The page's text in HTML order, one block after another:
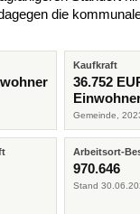
die
Kaufkraft
36.752
Gemeinde,
Arbeitsort-
970.646
Stand